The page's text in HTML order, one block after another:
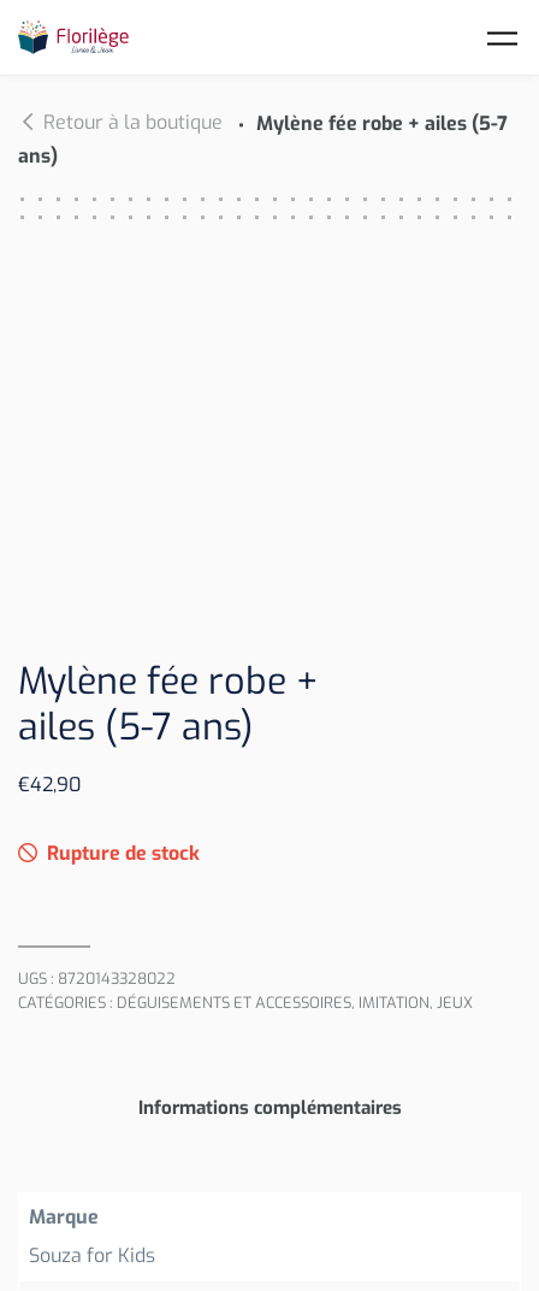
Retour à la boutique
Mylène fée robe + ailes (5-7
ans)
Mylène fée robe +
ailes (5-7 ans)
€42,90
Rupture de stock
UGS : 8720143328022
CATÉGORIES : DÉGUISEMENTS ET ACCESSOIRES, IMITATION, JEUX
Informations complémentaires
Marque
Souza for Kids